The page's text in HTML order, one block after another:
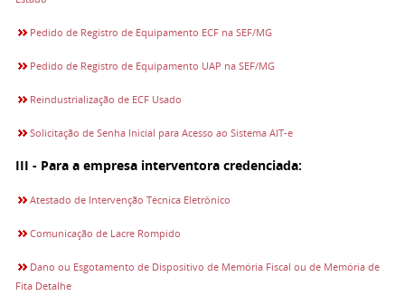
Pedido de Registro de Equipamento ECF na SEF/MG
Pedido de Registro de Equipamento UAP na SEF/MG
Reindustrialização de ECF Usado
Solicitação de Senha Inicial para Acesso ao Sistema AIT-e
III - Para a empresa interventora credenciada:
Atestado de Intervenção Técnica Eletrônico
Comunicação de Lacre Rompido
Dano ou Esgotamento de Dispositivo de Memória Fiscal ou de Memória de
Fita Detalhe